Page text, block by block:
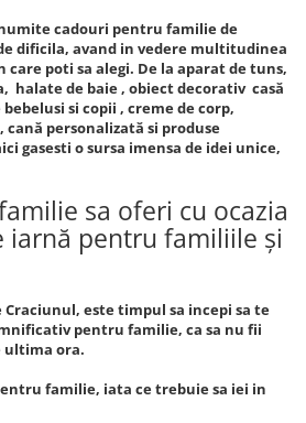
cadouri pentru familie de
dificila, avand in vedere multitudinea
poti sa alegi. De la aparat de tuns,
halate de baie , obiect decorativ casă
si copii , creme de corp,
personalizată si produse
gasesti o sursa imensa de idei unice,
sa oferi cu ocazia
iarnă pentru familiile și
Craciunul, este timpul sa incepi sa te
pentru familie, ca sa nu fii
ultima ora.
familie, iata ce trebuie sa iei in